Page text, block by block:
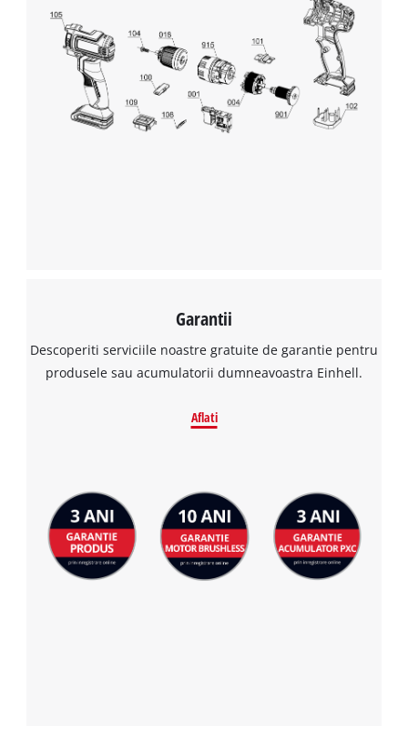
Garantii
Descoperiti serviciile noastre gratuite de garantie pentru
produsele sau acumulatorii dumneavoastra Einhell.
Aflati